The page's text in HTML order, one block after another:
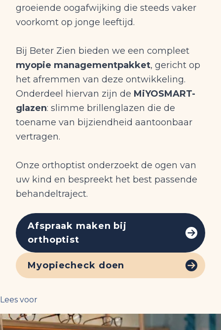
groeiende oogafwijking die steeds vaker
voorkomt op jonge leeftijd.
Bij Beter Zien bieden we een compleet
myopie managementpakket, gericht op
het afremmen van deze ontwikkeling.
Onderdeel hiervan zijn de MiYOSMART-
glazen: slimme brillenglazen die de
toename van bijziendheid aantoonbaar
vertragen.
Onze orthoptist onderzoekt de ogen van
uw kind en bespreekt het best passende
behandeltraject.
Afspraak maken bij
orthoptist
Myopiecheck doen
Lees voor